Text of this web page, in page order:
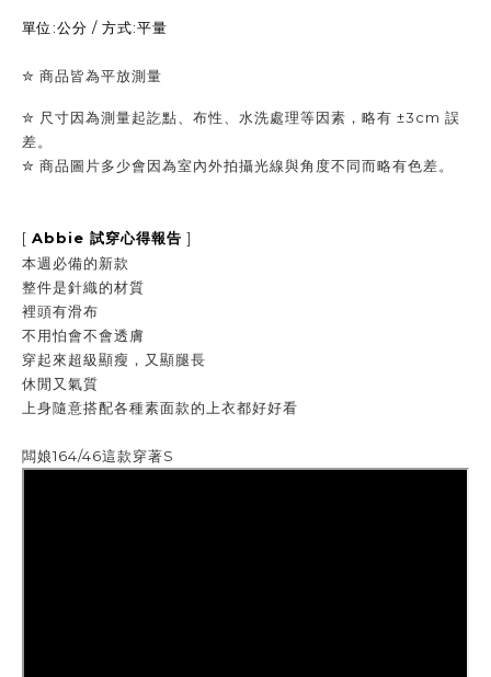
單位:公分 / 方式:平量
✮ 商品皆為平放測量
✮ 尺寸因為測量起訖點、布性、水洗處理等因素，略有 ±3cm 誤
差。
✮ 商品圖片多少會因為室內外拍攝光線與角度不同而略有色差。
[ Abbie 試穿心得報告 ]
本週必備的新款
整件是針織的材質
裡頭有滑布
不用怕會不會透膚
穿起來超級顯瘦，又顯腿長
休閒又氣質
上身隨意搭配各種素面款的上衣都好好看
闆娘164/46這款穿著S